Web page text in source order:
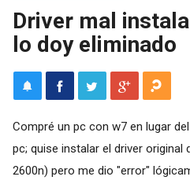
Driver mal
lo doy eliminado
Compré un pc con w7 en lugar
pc; quise instalar el driver
2600n) pero me dio "error"